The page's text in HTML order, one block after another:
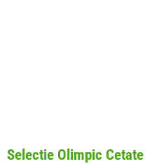
Selectie Olimpic Cetate